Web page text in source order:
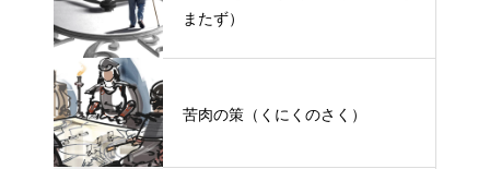
またず）
苦肉の策（くにくのさく）